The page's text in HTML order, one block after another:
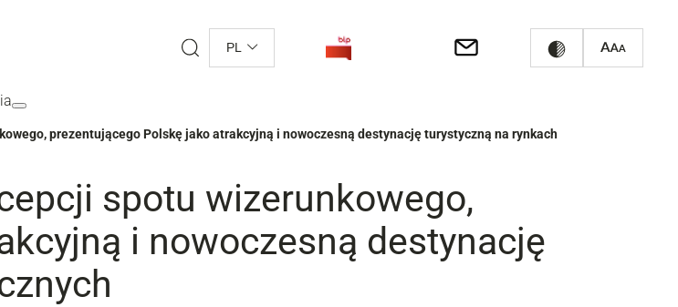
PL
prezentującego Polskę jako atrakcyjną i nowoczesną destynację turystyczną na rynkach
spotu wizerunkowego,
i nowoczesną destynację